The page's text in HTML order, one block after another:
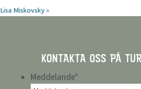
Lisa Miskovsky»
KONTAKTA OSS PÅ
Meddelande*